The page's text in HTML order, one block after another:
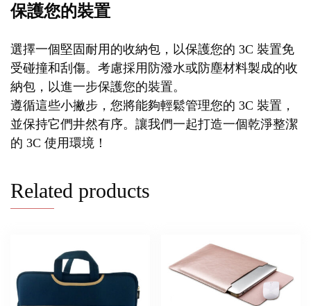
保護您的裝置
選擇一個堅固耐用的收納包，以保護您的 3C 裝置免
受碰撞和刮傷。考慮採用防潑水或防塵材料製成的收
納包，以進一步保護您的裝置。
遵循這些小撇步，您將能夠輕鬆管理您的 3C 裝置，
並保持它們井然有序。讓我們一起打造一個乾淨整潔
的 3C 使用環境！
Related products